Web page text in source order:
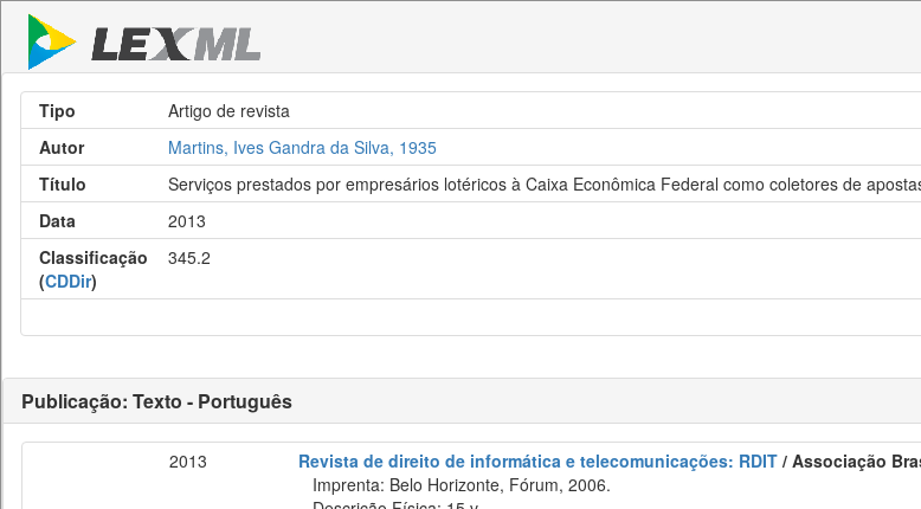
Tipo
Artigo de revista
Autor
Martins, Ives Gandra da Silva, 1935
Título
Serviços prestados por empresários lotéricos à Caixa Econômica Federal como coletores de
Data
2013
Classificação
(CDDir)
345.2
Publicação: Texto - Português
2013 Revista de direito de informática e telecomunicações: RDIT/ Associação
Imprenta: Belo Horizonte, Fórum, 2006.